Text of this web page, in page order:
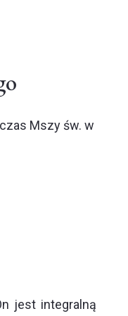
Mszy św. w
jest integralną